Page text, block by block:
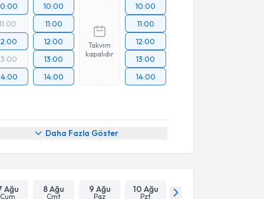
10:00
11:00
12:00
13:00
14:00
Takvim
kapalıdır
10:00
11:00
12:00
13:00
14:00
Daha Fazla Göster
Ağu
Cum
8 Ağu
Cmt
9 Ağu
Paz
10 Ağu
Pzt